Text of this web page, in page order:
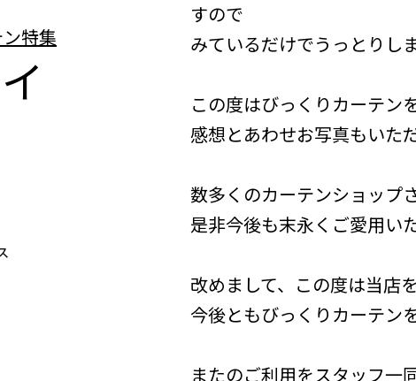
すので
みているだけでうっとり
この度はびっくりカーテン
感想とあわせお写真もいた
数多くのカーテンショップ
是非今後も末永くご愛用い
改めまして、この度は当店
今後ともびっくりカーテ
またのご利用をスタッフ一